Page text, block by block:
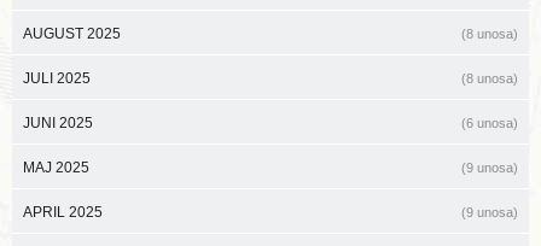
AUGUST 2025 (8 unosa)
JULI 2025 (8 unosa)
JUNI 2025 (6 unosa)
MAJ 2025 (9 unosa)
APRIL 2025 (9 unosa)